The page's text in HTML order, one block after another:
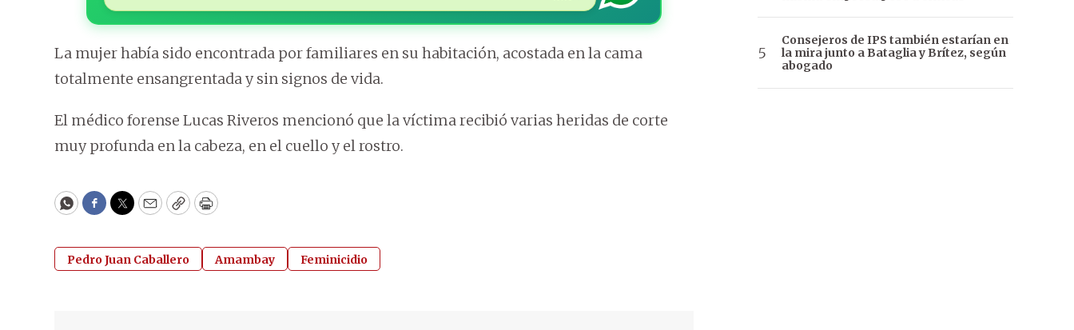
La mujer había sido encontrada por familiares en su habitación, acostada en la cama
totalmente ensangrentada y sin signos de vida.
El médico forense Lucas Riveros mencionó que la víctima recibió varias heridas de corte
muy profunda en la cabeza, en el cuello y el rostro.
WhatsApp
Facebook
Twitter
EmailCopyPrint
Pedro Juan Caballero Amambay Feminicidio
Consejeros de IPS también estarían en
la mira junto a Bataglia y Brítez, según
abogado